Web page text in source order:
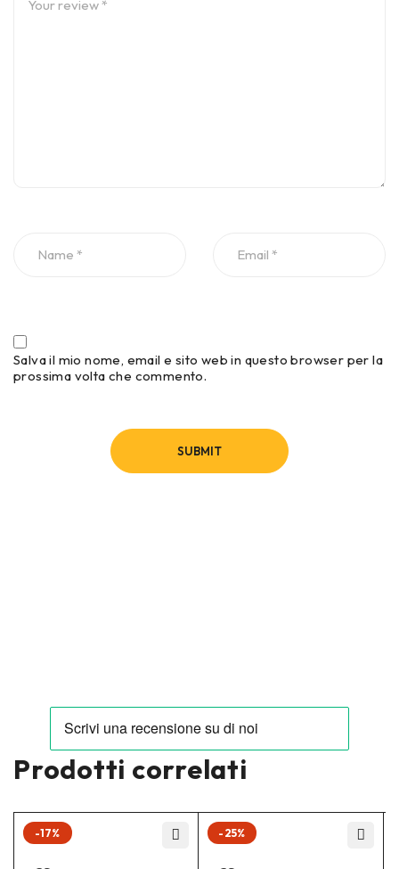
Salva il mio nome, email e sito web in questo browser per la
prossima volta che commento.
Prodotti correlati
-17% -25%